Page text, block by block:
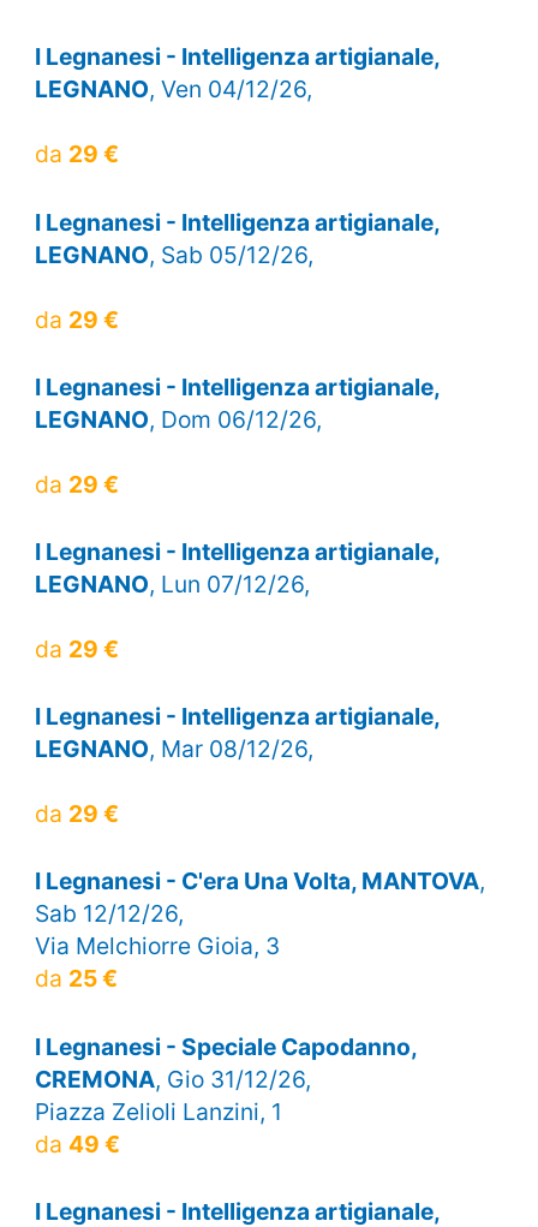
I Legnanesi - Intelligenza artigianale,
LEGNANO, Ven 04/12/26,
da 29 €
I Legnanesi - Intelligenza artigianale,
LEGNANO, Sab 05/12/26,
da 29 €
I Legnanesi - Intelligenza artigianale,
LEGNANO, Dom 06/12/26,
da 29 €
I Legnanesi - Intelligenza artigianale,
LEGNANO, Lun 07/12/26,
da 29 €
I Legnanesi - Intelligenza artigianale,
LEGNANO, Mar 08/12/26,
da 29 €
I Legnanesi - C'era Una Volta, MANTOVA,
Sab 12/12/26,
Via Melchiorre Gioia, 3
da 25 €
I Legnanesi - Speciale Capodanno,
CREMONA, Gio 31/12/26,
Piazza Zelioli Lanzini, 1
da 49 €
I Legnanesi - Intelligenza artigianale,